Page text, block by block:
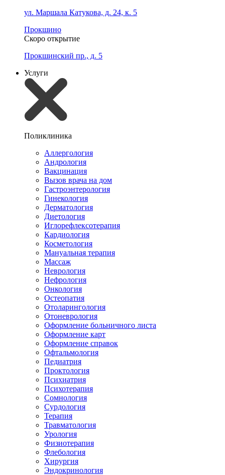
ул. Маршала Катукова, д. 24, к. 5
Прокшино
Скоро открытие
Прокшинский пр., д. 5
Услуги
Поликлиника
Аллергология
Андрология
Вакцинация
Вызов врача на дом
Гастроэнтерология
Гинекология
Дерматология
Диетология
Иглорефлексотерапия
Кардиология
Косметология
Мануальная терапия
Массаж
Неврология
Нефрология
Онкология
Остеопатия
Отоларингология
Отоневрология
Оформление больничного листа
Оформление карт
Оформление справок
Офтальмология
Педиатрия
Проктология
Психиатрия
Психотерапия
Сомнология
Сурдология
Терапия
Травматология
Урология
Физиотерапия
Флебология
Хирургия
Эндокринология